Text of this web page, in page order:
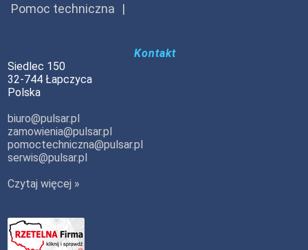
Pomoc techniczna
Kontakt
Siedlec 150
32-744 Łapczyca
Polska
biuro@pulsar.pl
zamowienia@pulsar.pl
pomoctechniczna@pulsar.pl
serwis@pulsar.pl
Czytaj więcej »